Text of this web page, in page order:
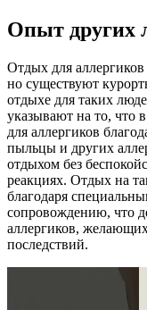
Опыт других
Отдых для
но существуют
отдыхе для таких
указывают на то, что
для аллергиков
пыльцы и других
отдыхом без
реакциях. Отдых на
благодаря
сопровождению, что
аллергиков,
последствий.